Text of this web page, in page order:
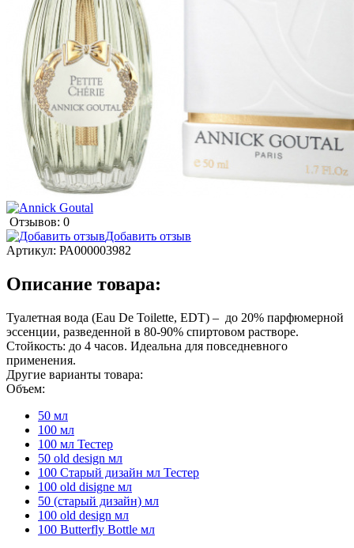
Отзывов: 0
Добавить отзыв
Артикул: РА000003982
Описание товара:
Туалетная вода (Eau De Toilette, EDT) – до 20% парфюмерной
эссенции, разведенной в 80-90% спиртовом растворе.
Стойкость: до 4 часов. Идеальна для повседневного
применения.
Другие варианты товара:
Объем:
50 мл
100 мл
100 мл Тестер
50 old design мл
100 Старый дизайн мл Тестер
100 old disigne мл
50 (старый дизайн) мл
100 old design мл
100 Butterfly Bottle мл